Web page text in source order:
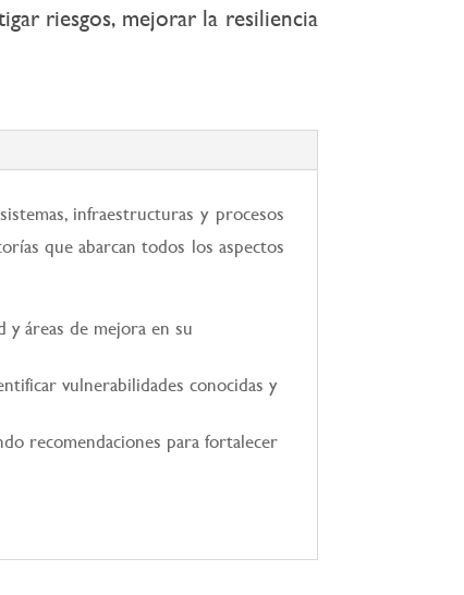
riesgos, mejorar la resiliencia
infraestructuras y procesos
que abarcan todos los aspectos
y áreas de mejora en su
vulnerabilidades conocidas y
recomendaciones para fortalecer